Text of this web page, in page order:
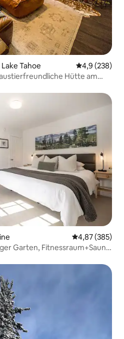
Tahoe
4,9 (238)
Hütte am
4,87 (385)
Garten, Fitnessraum+Sauna,